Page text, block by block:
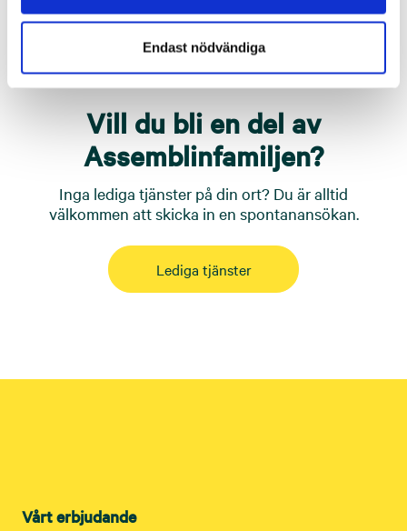
Endast nödvändiga
Vill du bli en del av
Assemblinfamiljen?
Inga lediga tjänster på din ort? Du är alltid
välkommen att skicka in en spontanansökan.
Lediga tjänster
Vårt erbjudande